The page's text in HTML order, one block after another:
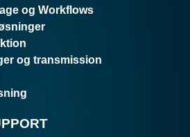
og Workflows
og transmission